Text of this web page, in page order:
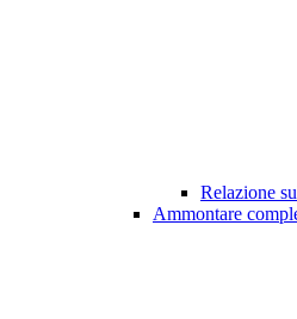
Relazione
Ammontare